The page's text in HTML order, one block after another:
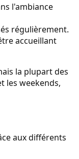
l'ambiance
régulièrement.
accueillant
la plupart des
les weekends,
aux différents